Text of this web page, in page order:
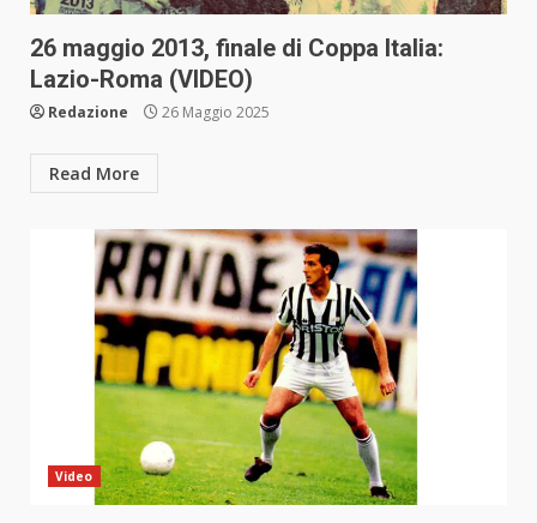
26 maggio 2013, finale di Coppa Italia:
Lazio-Roma (VIDEO)
Redazione 26 Maggio 2025
Read More
Video